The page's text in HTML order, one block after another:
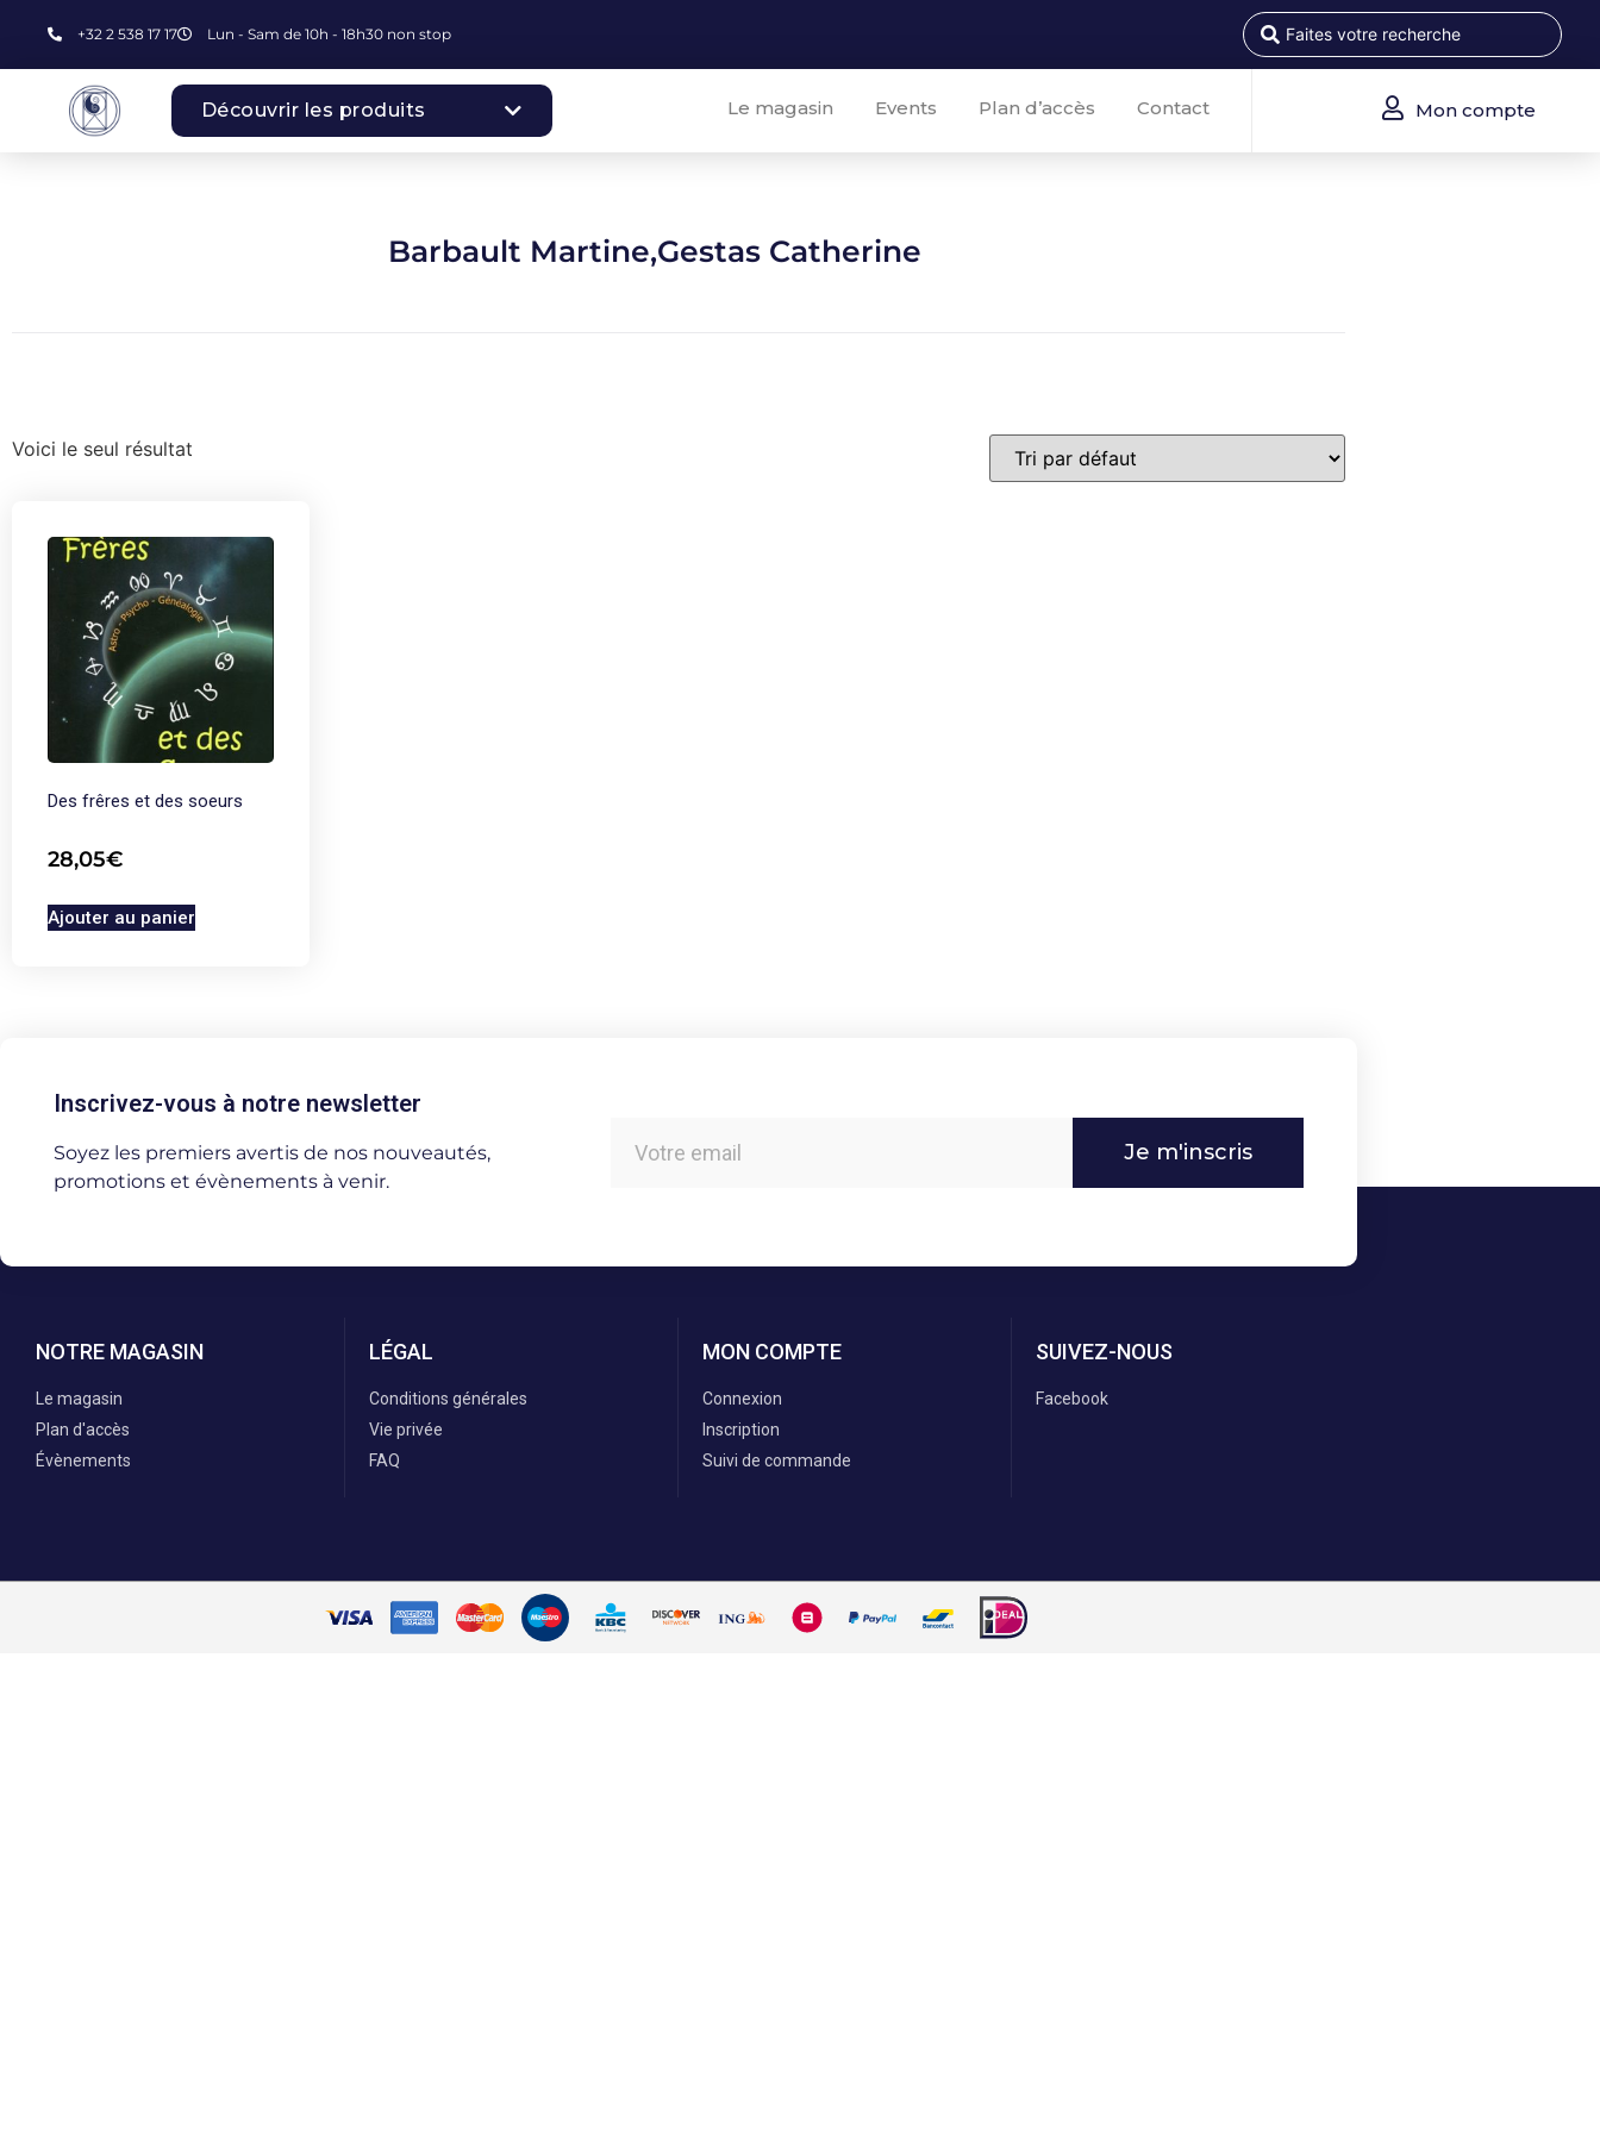
+32 2 538 17 17 Lun - Sam de 10h - 18h30 non stop
Découvrir les produits Le magasin Events Plan d’accès Contact Mon compte
Barbault Martine,Gestas Catherine
Voici le seul résultat
Des frêres et des soeurs
28,05€
Ajouter au panier
Inscrivez-vous à notre newsletter
Soyez les premiers avertis de nos nouveautés,
promotions et évènements à venir.
Je m'inscris
NOTRE MAGASIN
Le magasin
Plan d'accès
Évènements
LÉGAL
Conditions générales
Vie privée
FAQ
MON COMPTE
Connexion
Inscription
Suivi de commande
SUIVEZ-NOUS
Facebook